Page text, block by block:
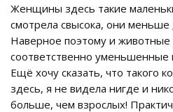
Женщины здесь такие
смотрела свысока, они
Наверное поэтому и
соответственно уменьшенные
Ещё хочу сказать, что такого
здесь, я не видела нигде и
больше, чем взрослых!